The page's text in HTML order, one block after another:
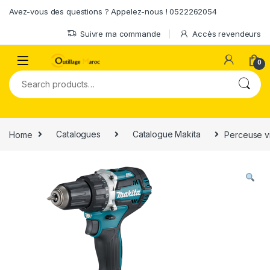
Avez-vous des questions ? Appelez-nous ! 0522262054
Suivre ma commande Accès revendeurs
0
Search for:
Home Catalogues Catalogue Makita Perceuse